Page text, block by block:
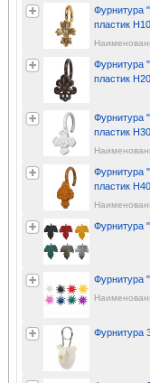
Фурнитура
пластик
Фурнитура
пластик
Фурнитура
пластик
Фурнитура
пластик
Фурнитура
Фурнитура
Фурнитура